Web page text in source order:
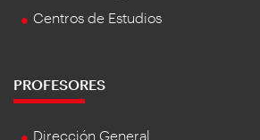
Centros de Estudios
PROFESORES
Dirección General